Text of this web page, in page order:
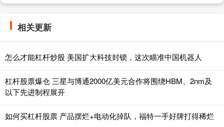
相关更新
怎么才能杠杆炒股 美国扩大科技封锁，这次瞄准中国机器人
杠杆股票爆仓 三星与博通2000亿美元合作将围绕HBM、2nm及
以下先进制程展开
如何买杠杆股票 产品摆烂+电动化掉队，福特一手好牌打得稀烂